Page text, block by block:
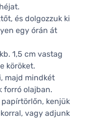
és dolgozzuk ki
egy órán át
1,5 cm vastag
köröket.
majd mindkét
forró olajban.
kenjük
vagy adjunk